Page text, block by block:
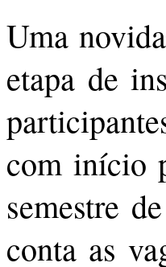
Uma
etapa de
com início
semestre
conta as